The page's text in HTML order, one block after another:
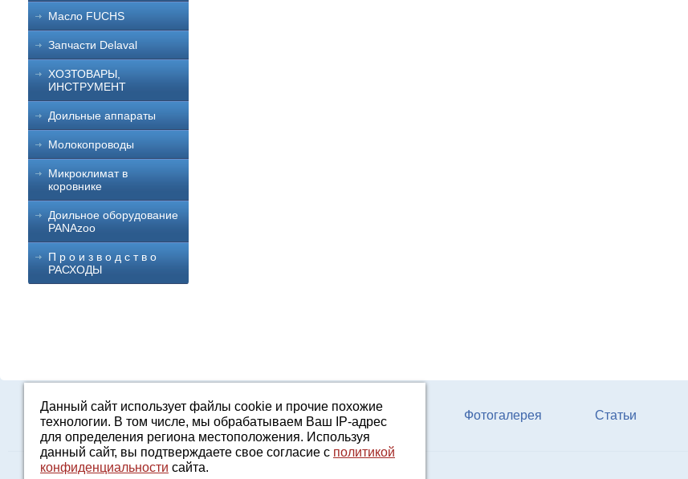
Масло FUCHS
Запчасти Delaval
ХОЗТОВАРЫ,
ИНСТРУМЕНТ
Доильные аппараты
Молокопроводы
Микроклимат в
коровнике
Доильное оборудование
PANAzoo
П р о и з в о д с т в о
РАСХОДЫ
Каталог О компании Строительство ферм КРС Фотогалерея Статьи
Данный сайт использует файлы cookie и прочие похожие
технологии. В том числе, мы обрабатываем Ваш IP-адрес
для определения региона местоположения. Используя
данный сайт, вы подтверждаете свое согласие с политикой
конфиденциальности сайта.